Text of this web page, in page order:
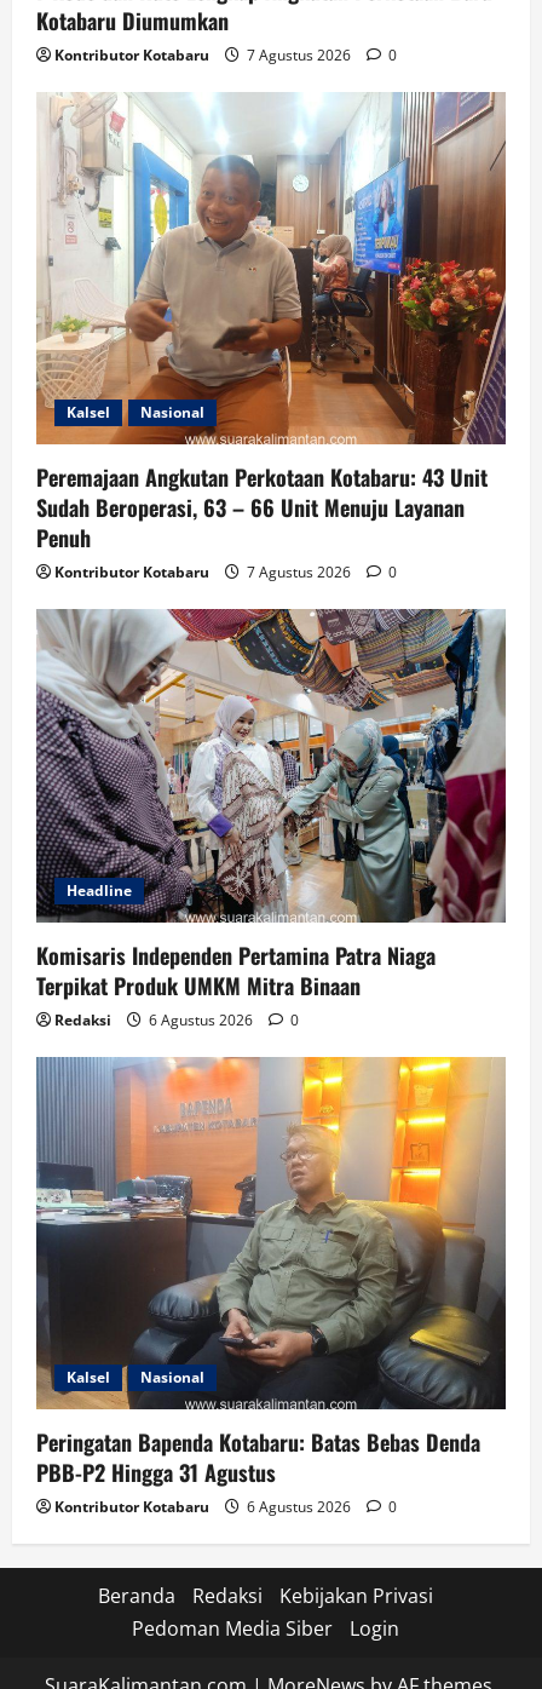
Kotabaru Diumumkan
Kontributor Kotabaru 7 Agustus 2026 0
Kalsel Nasional
Peremajaan Angkutan Perkotaan Kotabaru: 43 Unit
Sudah Beroperasi, 63 – 66 Unit Menuju Layanan
Penuh
Kontributor Kotabaru 7 Agustus 2026 0
Headline
Komisaris Independen Pertamina Patra Niaga
Terpikat Produk UMKM Mitra Binaan
Redaksi 6 Agustus 2026 0
Kalsel Nasional
Peringatan Bapenda Kotabaru: Batas Bebas Denda
PBB-P2 Hingga 31 Agustus
Kontributor Kotabaru 6 Agustus 2026 0
Beranda Redaksi
Kebijakan Privasi
Pedoman Media Siber
Login